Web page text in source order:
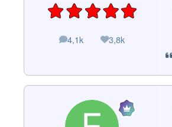
4,1k
messaggi3,8k
Reputazione